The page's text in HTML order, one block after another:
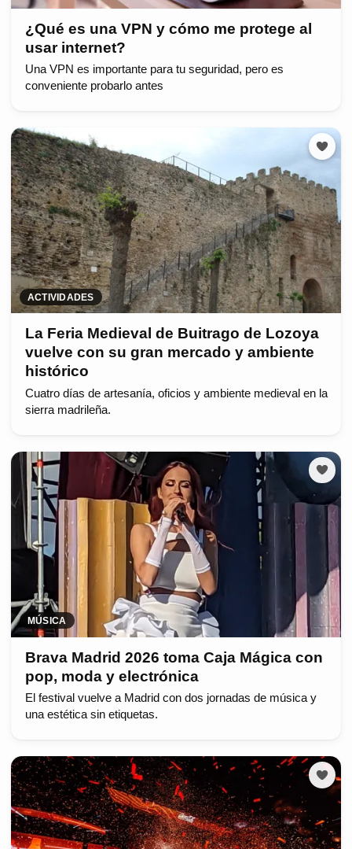
¿Qué es una VPN y cómo me protege al
usar internet?
Una VPN es importante para tu seguridad, pero es
conveniente probarlo antes
ACTIVIDADES
La Feria Medieval de Buitrago de Lozoya
vuelve con su gran mercado y ambiente
histórico
Cuatro días de artesanía, oficios y ambiente medieval en la
sierra madrileña.
MÚSICA
Brava Madrid 2026 toma Caja Mágica con
pop, moda y electrónica
El festival vuelve a Madrid con dos jornadas de música y
una estética sin etiquetas.